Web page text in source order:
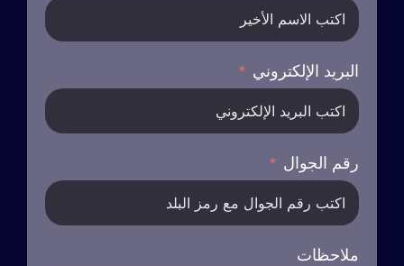
البريد الإلكتروني
رقم الجوال
ملاحظات